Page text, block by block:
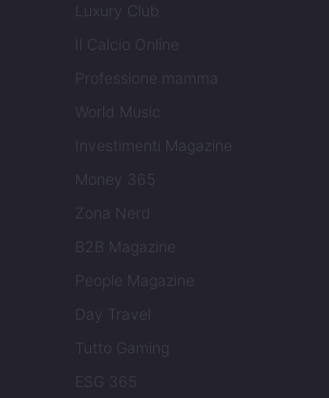
Luxury Club
Il Calcio Online
Professione mamma
World Music
Investimenti Magazine
Money 365
Zona Nerd
B2B Magazine
People Magazine
Day Travel
Tutto Gaming
ESG 365